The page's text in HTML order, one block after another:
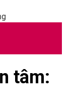
tâm: